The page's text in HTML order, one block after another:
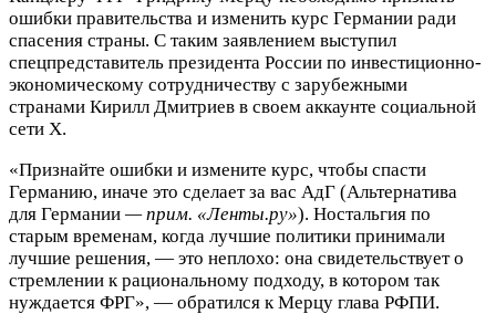
ошибки правительства и изменить курс Германии ради
спасения страны. С таким заявлением выступил
спецпредставитель президента России по инвестиционно-
экономическому сотрудничеству с зарубежными
странами Кирилл Дмитриев в своем аккаунте социальной
сети Х.
«Признайте ошибки и измените курс, чтобы спасти
Германию, иначе это сделает за вас АдГ (Альтернатива
для Германии — прим. «Ленты.ру»). Ностальгия по
старым временам, когда лучшие политики принимали
лучшие решения, — это неплохо: она свидетельствует о
стремлении к рациональному подходу, в котором так
нуждается ФРГ», — обратился к Мерцу глава РФПИ.